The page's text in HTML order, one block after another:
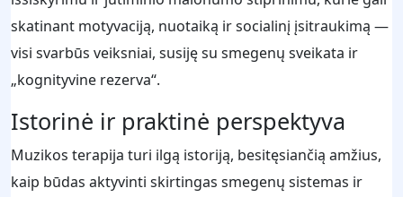
skatinant motyvaciją, nuotaiką ir socialinį įsitraukimą —
visi svarbūs veiksniai, susiję su smegenų sveikata ir
„kognityvine rezerva“.
Istorinė ir praktinė perspektyva
Muzikos terapija turi ilgą istoriją, besitęsiančią amžius,
kaip būdas aktyvinti skirtingas smegenų sistemas ir